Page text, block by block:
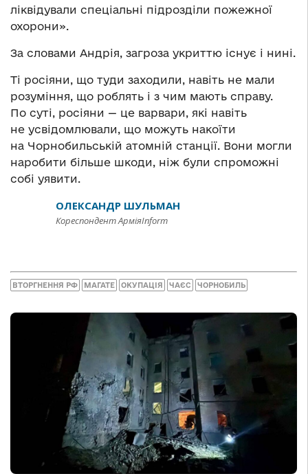
ліквідували спеціальні підрозділи пожежної
охорони».
За словами Андрія, загроза укриттю існує і нині.
Ті росіяни, що туди заходили, навіть не мали
розуміння, що роблять і з чим мають справу.
По суті, росіяни — це варвари, які навіть
не усвідомлювали, що можуть накоїти
на Чорнобильській атомній станції. Вони могли
наробити більше шкоди, ніж були спроможні
собі уявити.
ОЛЕКСАНДР ШУЛЬМАН
Кореспондент АрміяInform
ВТОРГНЕННЯ РФ МАГАТЕ ОКУПАЦІЯ ЧАЄС ЧОРНОБИЛЬ